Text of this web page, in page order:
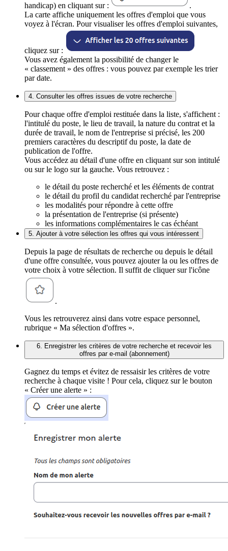
handicap) en cliquant sur :
.
La carte affiche uniquement les offres d'emploi que vous
voyez à l'écran. Pour visualiser les offres d'emploi suivantes,
cliquez sur :
Vous avez également la possibilité de changer le
« classement » des offres : vous pouvez par exemple les trier
par date.
4. Consulter les offres issues de votre recherche
Pour chaque offre d'emploi restituée dans la liste, s'affichent :
l'intitulé du poste, le lieu de travail, la nature du contrat et la
durée de travail, le nom de l'entreprise si précisé, les 200
premiers caractères du descriptif du poste, la date de
publication de l'offre.
Vous accédez au détail d'une offre en cliquant sur son intitulé
ou sur le logo sur la gauche. Vous retrouvez :
le détail du poste recherché et les éléments de contrat
le détail du profil du candidat recherché par l'entreprise
les modalités pour répondre à cette offre
la présentation de l'entreprise (si présente)
les informations complémentaires le cas échéant
5. Ajouter à votre sélection les offres qui vous intéressent
Depuis la page de résultats de recherche ou depuis le détail
d'une offre consultée, vous pouvez ajouter la ou les offres de
votre choix à votre sélection. Il suffit de cliquer sur l'icône
.
Vous les retrouverez ainsi dans votre espace personnel,
rubrique « Ma sélection d'offres ».
6. Enregistrer les critères de votre recherche et recevoir les
offres par e-mail (abonnement)
Gagnez du temps et évitez de ressaisir les critères de votre
recherche à chaque visite ! Pour cela, cliquez sur le bouton
« Créer une alerte » :